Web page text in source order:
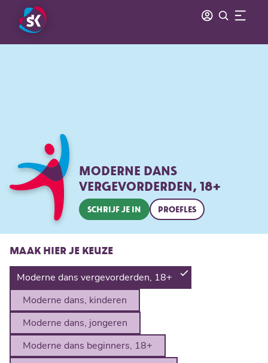
MODERNE DANS
VERGEVORDERDEN, 18+
SCHRIJF JE IN PROEFLES
MAAK HIER JE KEUZE
Moderne dans vergevorderden, 18+
Moderne dans, kinderen
Moderne dans, jongeren
Moderne dans beginners, 18+